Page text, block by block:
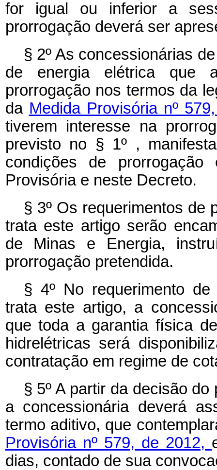
for igual ou inferior a
prorrogação deverá ser
§ 2º As concessionárias
de energia elétrica que
prorrogação nos termos da
da Medida Provisória nº
tiverem interesse na
previsto no § 1º ,
condições de prorrogação
Provisória e neste Decreto.
§ 3º Os requerimentos de
trata este artigo serão
de Minas e Energia,
prorrogação pretendida.
§ 4º No requerimento
trata este artigo, a
que toda a garantia física
hidrelétricas será
contratação em regime de
§ 5º A partir da decisão
a concessionária deverá
termo aditivo, que
Provisória nº 579, de 2012,
dias, contado de sua